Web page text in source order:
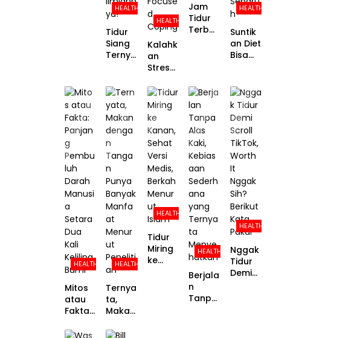
HEALTH
Tidur
Siang
Ternya
dan
Panjan
g
Umur,
Ini
Penjela
san
Ilmiah
nya!
HEALTH
Kalahk
an
Stres
n
Tenan
g:
Studi
Ungka
p
Kekuat
an
Proble
m-
Focuse
d
g
Jam
Tidur
Terbai
ak dan
Risikon
ya
Menur
ut
Riset
HEALTH
Suntik
an Diet
Bisa
Risiko
Kanker
Akibat
Obesit
as
Hingga
Separu
h
HEALTH
Mitos
atau
Fakta:
g
HEALTH
Ternya
ta,
Makan
n
HEALTH
Tidur
Miring
ke
HEALTH
Berjala
n
Tanpa
HEALTH
Nggak
Tidur
Demi